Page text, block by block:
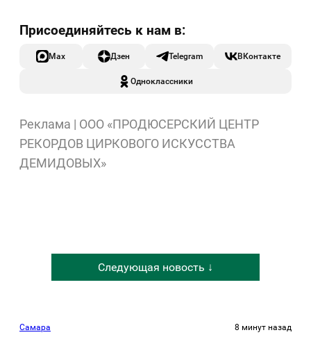
Max Дзен Telegram ВКонтакте
Одноклассники
Реклама | ООО «ПРОДЮСЕРСКИЙ ЦЕНТР
РЕКОРДОВ ЦИРКОВОГО ИСКУССТВА
ДЕМИДОВЫХ»
Следующая новость ↓
Самара 8 минут назад